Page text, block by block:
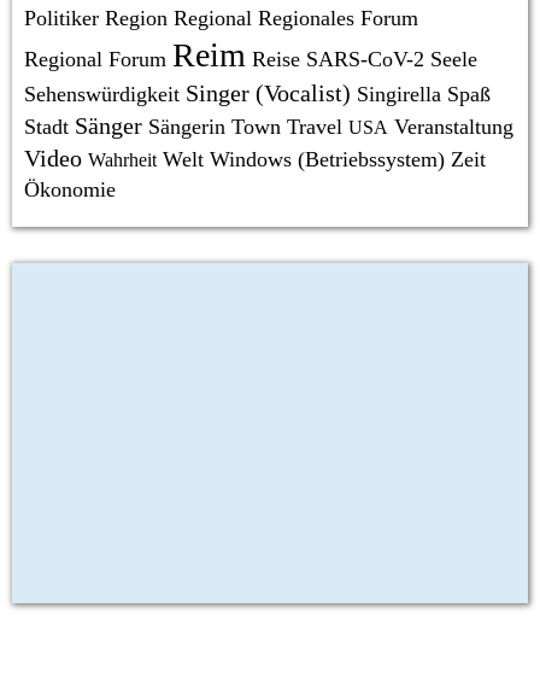
Politiker Region Regional Regionales Forum
Regional Forum Reim Reise SARS-CoV-2 Seele
Sehenswürdigkeit Singer (Vocalist) Singirella Spaß
Stadt Sänger Sängerin Town Travel USA Veranstaltung
Video Wahrheit Welt Windows (Betriebssystem) Zeit
Ökonomie